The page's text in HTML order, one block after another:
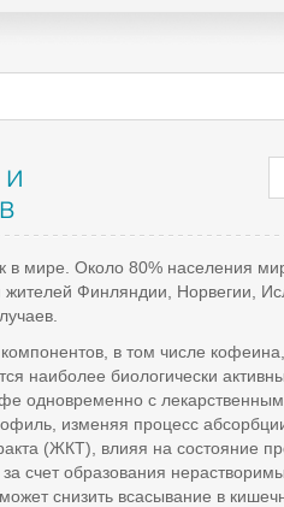
мире. Около 80% населения
Финляндии, Норвегии,
в том числе
наиболее биологически
одновременно с
изменяя процесс
(ЖКТ), влияя на состояние
счет образования
снизить всасывание в